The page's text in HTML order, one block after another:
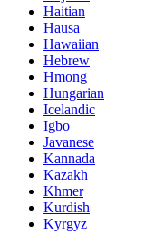
Haitian
Hausa
Hawaiian
Hebrew
Hmong
Hungarian
Icelandic
Igbo
Javanese
Kannada
Kazakh
Khmer
Kurdish
Kyrgyz